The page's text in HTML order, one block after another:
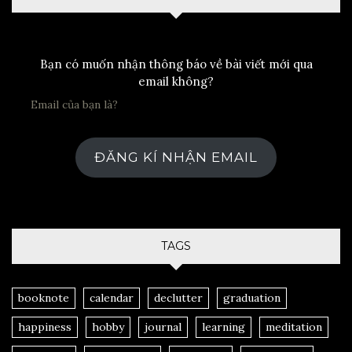
Bạn có muốn nhận thông báo về bài viết mới qua
email không?
ĐĂNG KÍ NHẬN EMAIL
TAGS
booknote calendar declutter graduation
happiness hobby journal learning meditation